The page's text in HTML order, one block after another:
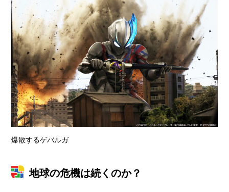
爆散するゲバルガ
地球の危機は続くのか？